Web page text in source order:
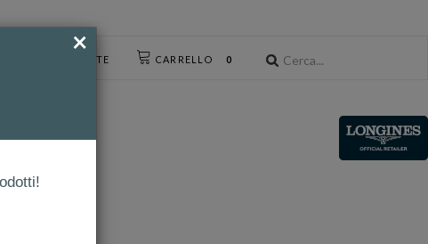
CARRELLO 0
ACCESSO UTENTE
×